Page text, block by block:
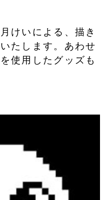
けいによる、描き
たします。あわせ
使用したグッズも